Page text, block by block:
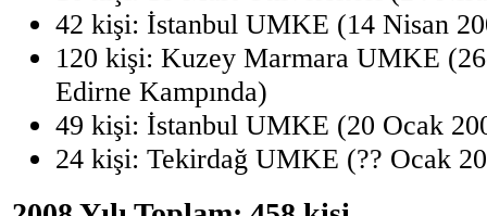
42 kişi: İstanbul UMKE (14 Nisan
120 kişi: Kuzey Marmara UMKE
Edirne Kampında)
49 kişi: İstanbul UMKE (20 Ocak
24 kişi: Tekirdağ UMKE (?? Ocak